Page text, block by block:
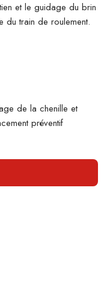
et le guidage du brin
du train de roulement.
de la chenille et
préventif